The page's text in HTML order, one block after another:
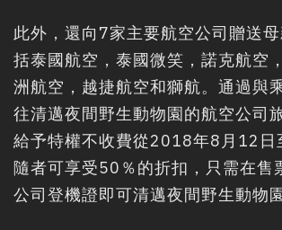
此外，還向7家主要航空公司贈送
括泰國航空，泰國微笑，諾克航空
洲航空，越捷航空和獅航。通過與
往清邁夜間野生動物園的航空公司
給予特權不收費從2018年8月12日
隨者可享受50％的折扣，只需在售
公司登機證即可清邁夜間野生動物